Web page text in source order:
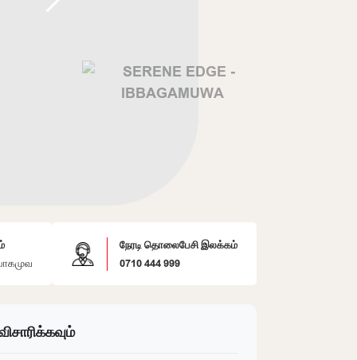
நேரடி தொலைபேசி இலக்கம்
0710 444 999